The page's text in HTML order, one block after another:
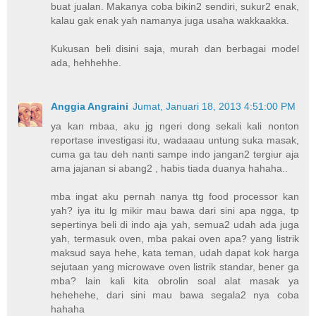
buat jualan. Makanya coba bikin2 sendiri, sukur2 enak,
kalau gak enak yah namanya juga usaha wakkaakka.
Kukusan beli disini saja, murah dan berbagai model
ada, hehhehhe.
Anggia Angraini Jumat, Januari 18, 2013 4:51:00 PM
ya kan mbaa, aku jg ngeri dong sekali kali nonton
reportase investigasi itu, wadaaau untung suka masak,
cuma ga tau deh nanti sampe indo jangan2 tergiur aja
ama jajanan si abang2 , habis tiada duanya hahaha..
mba ingat aku pernah nanya ttg food processor kan
yah? iya itu lg mikir mau bawa dari sini apa ngga, tp
sepertinya beli di indo aja yah, semua2 udah ada juga
yah, termasuk oven, mba pakai oven apa? yang listrik
maksud saya hehe, kata teman, udah dapat kok harga
sejutaan yang microwave oven listrik standar, bener ga
mba? lain kali kita obrolin soal alat masak ya
hehehehe, dari sini mau bawa segala2 nya coba
hahaha